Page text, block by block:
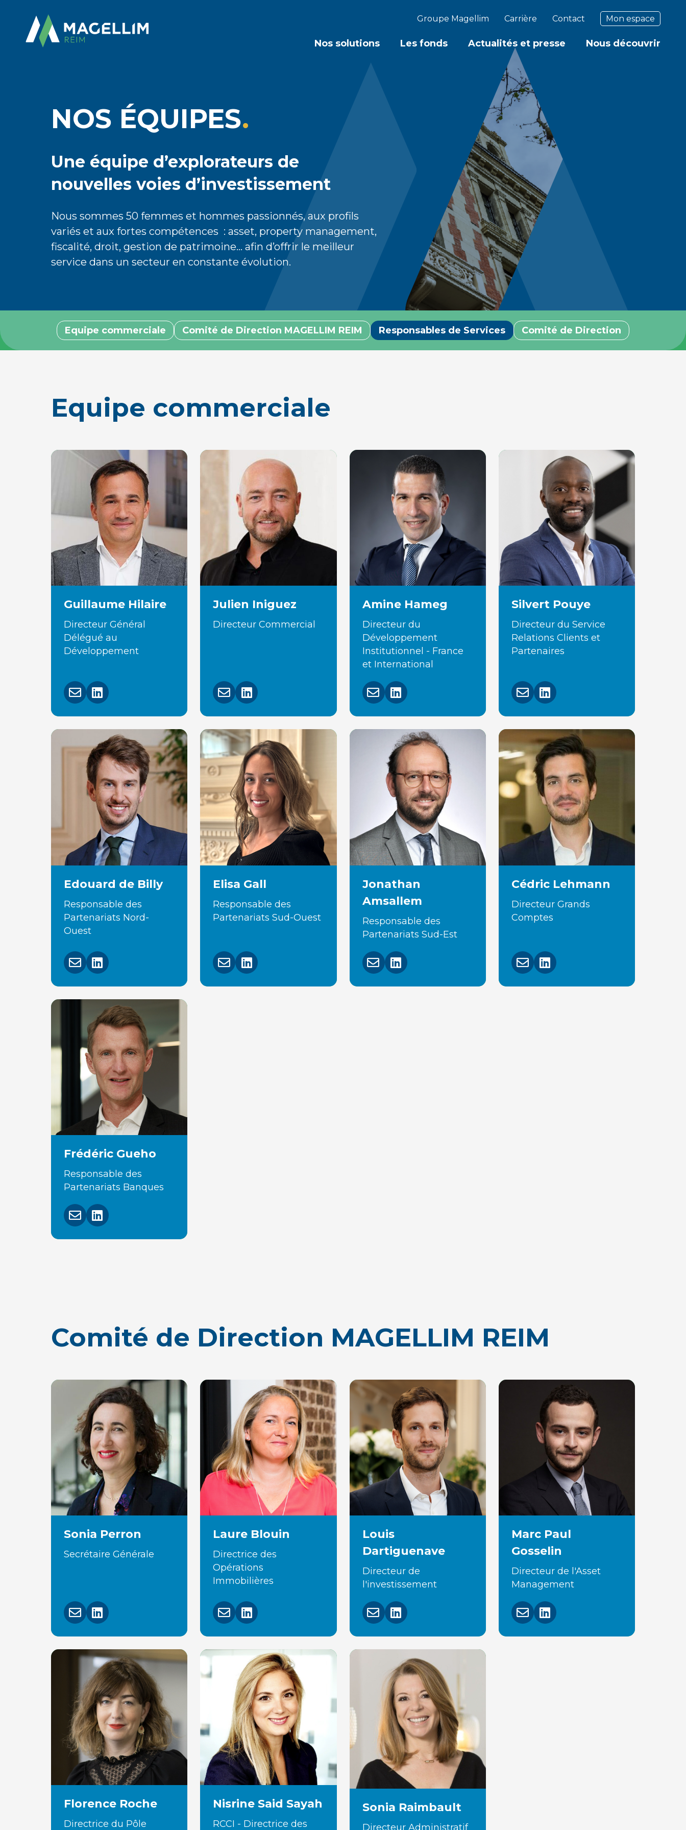
Nos solutions Les fonds Actualités et presse Nous découvrir
Groupe Magellim Carrière Contact Mon espace
NOS ÉQUIPES
Une équipe d’explorateurs de
nouvelles voies d’investissement
Nous sommes 50 femmes et hommes passionnés, aux profils
variés et aux fortes compétences : asset, property management,
fiscalité, droit, gestion de patrimoine… afin d’offrir le meilleur
service dans un secteur en constante évolution.
Equipe commerciale Comité de Direction MAGELLIM REIM Responsables de Services Comité de Direction
Equipe commerciale
Guillaume Hilaire
Directeur Général
Délégué au
Développement
Julien Iniguez
Directeur Commercial
Amine Hameg
Directeur du
Développement
Institutionnel - France
et International
Silvert Pouye
Directeur du Service
Relations Clients et
Partenaires
Edouard de Billy
Responsable des
Partenariats Nord-
Ouest
Elisa Gall
Responsable des
Partenariats Sud-Ouest
Jonathan
Amsallem
Responsable des
Partenariats Sud-Est
Cédric Lehmann
Directeur Grands
Comptes
Frédéric Gueho
Responsable des
Partenariats Banques
Comité de Direction MAGELLIM REIM
Sonia Perron
Secrétaire Générale
Laure Blouin
Directrice des
Opérations
Immobilières
Louis
Dartiguenave
Directeur de
l'investissement
Marc Paul
Gosselin
Directeur de l'Asset
Management
Florence Roche
Directrice du Pôle
Nisrine Said Sayah
RCCI - Directrice des
Sonia Raimbault
Directeur Administratif